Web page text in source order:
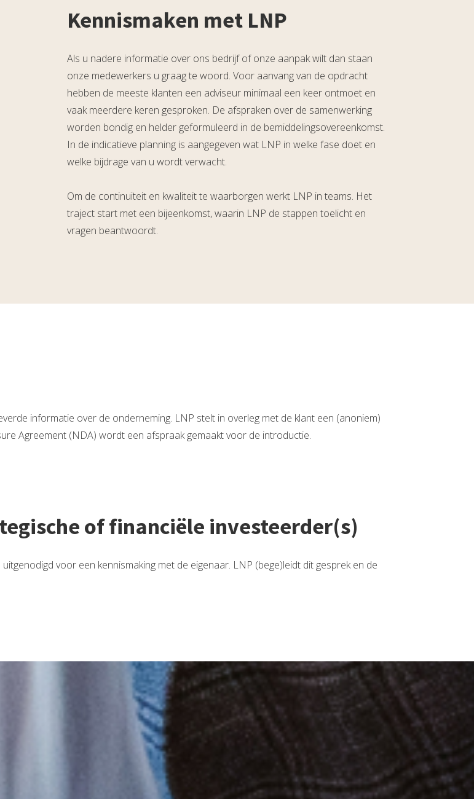
Kennismaken met LNP
Als u nadere informatie over ons bedrijf of onze aanpak wilt dan staan
onze medewerkers u graag te woord. Voor aanvang van de opdracht
hebben de meeste klanten een adviseur minimaal een keer ontmoet en
vaak meerdere keren gesproken. De afspraken over de samenwerking
worden bondig en helder geformuleerd in de bemiddelingsovereenkomst.
In de indicatieve planning is aangegeven wat LNP in welke fase doet en
welke bijdrage van u wordt verwacht.
Om de continuïteit en kwaliteit te waarborgen werkt LNP in teams. Het
traject start met een bijeenkomst, waarin LNP de stappen toelicht en
vragen beantwoordt.
informatie over de onderneming. LNP stelt in overleg met de klant een (anoniem)
Agreement (NDA) wordt een afspraak gemaakt voor de introductie.
of financiële investeerder(s)
voor een kennismaking met de eigenaar. LNP (bege)leidt dit gesprek en de